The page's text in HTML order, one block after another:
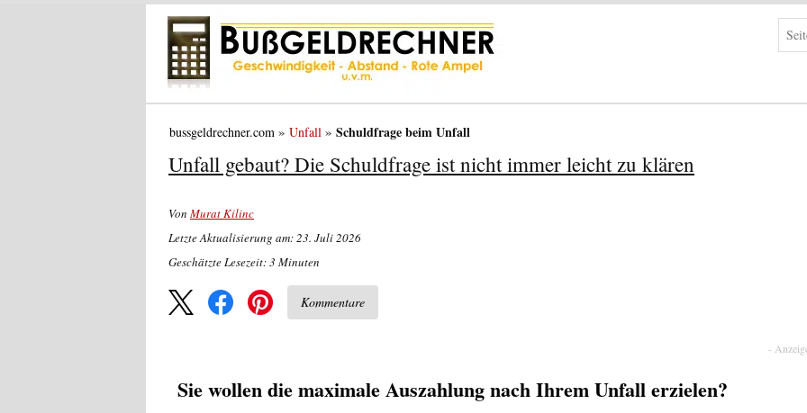
bussgeldrechner.com Unfall Schuldfrage beim Unfall
Unfall gebaut? Die Schuldfrage ist nicht immer leicht zu klären
Von Murat Kilinc
Letzte Aktualisierung am: 23. Juli 2026
Geschätzte Lesezeit:3 Minuten
Kommentare
Sie wollen die maximale Auszahlung nach Ihrem Unfall erzielen?